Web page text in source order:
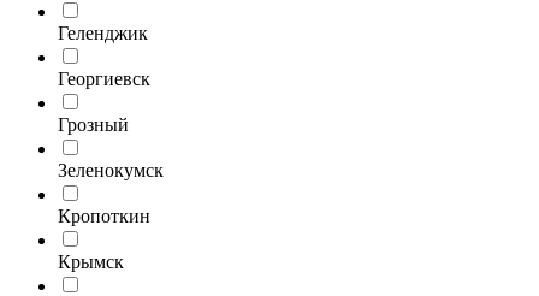
Геленджик
Георгиевск
Грозный
Зеленокумск
Кропоткин
Крымск